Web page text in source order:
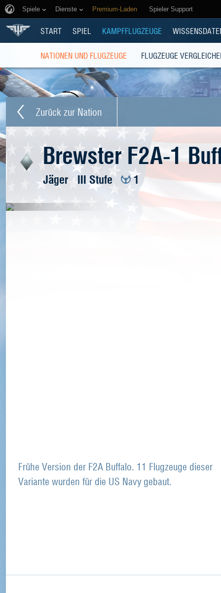
Spiele Dienste Premium-Laden Spieler Support
START SPIEL KAMPFFLUGZEUGE
NATIONEN UND FLUGZEUGE FLUGZEUGE
Zurück zur Nation
Brewster F2A-1
Jäger III Stufe 1
Frühe Version der F2A Buffalo. 11 Flugzeuge dieser
Variante wurden für die US Navy gebaut.